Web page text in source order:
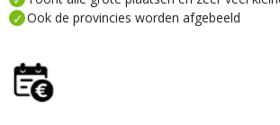
Ook de provincies worden afgebeeld